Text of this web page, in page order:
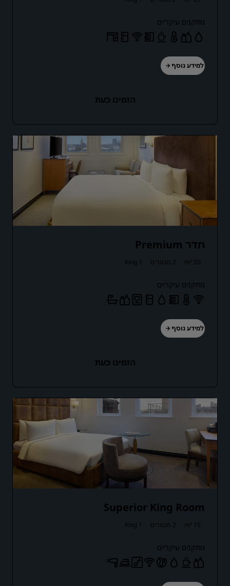
מתקנים עיקריים
למידע נוסף
הזמינו כעת
חדר Premium
20 m² 2 מבוגרים 1 King
מתקנים עיקריים
למידע נוסף
הזמינו כעת
Superior King Room
15 m² 2 מבוגרים 1 King
מתקנים עיקריים